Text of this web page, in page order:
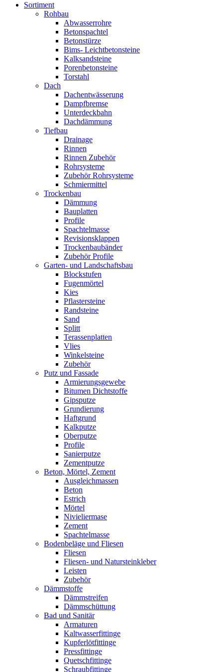
Sortiment
Rohbau
Abwasserrohre
Betonspachtel
Betonstürze
Bims- Leichtbetonsteine
Kalksandsteine
Porenbetonsteine
Torstahl
Dach
Dachentwässerung
Dampfbremse
Unterdeckbahn
Dachdämmung
Tiefbau
Drainage
Rinnen
Rinnen Zubehör
Rohrsysteme
Zubehör Rohrsysteme
Schmiermittel
Trockenbau
Dämmung
Bauplatten
Profile
Spachtelmasse
Revisionsklappen
Trockenbaubänder
Zubehör Profile
Garten- und Landschaftsbau
Blockstufen
Fugenmörtel
Kies
Pflastersteine
Randsteine
Sand
Splitt
Terassenplatten
Vlies
Winkelsteine
Zubehör
Putz und Fassade
Armierungsgewebe
Bitumen Dichtstoffe
Gipsputze
Grundierung
Haftgrund
Kalkputze
Oberputze
Profile
Sanierputze
Zementputze
Beton, Mörtel, Zement
Ausgleichmassen
Beton
Estrich
Mörtel
Nivieliermase
Zement
Spachtelmasse
Bodenbeläge und Fliesen
Fliesen
Fliesen- und Natursteinkleber
Leisten
Zubehör
Dämmstoffe
Dämmstreifen
Dämmschüttung
Bad und Sanitär
Armaturen
Kaltwasserfittinge
Kupferlötfittinge
Pressfittinge
Quetschfittinge
Schraubfittinge